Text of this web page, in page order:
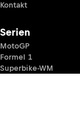
Kontakt
Serien
MotoGP
Formel 1
Superbike-WM